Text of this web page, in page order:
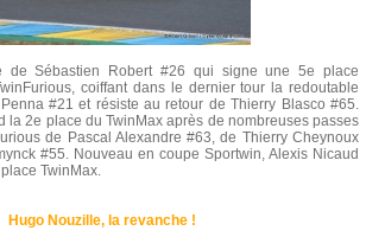
de Sébastien Robert #26 qui signe une 5e place
coiffant dans le dernier tour la redoutable
#21 et résiste au retour de Thierry Blasco #65.
la 2e place du TwinMax après de nombreuses passes
de Pascal Alexandre #63, de Thierry Cheynoux
#55. Nouveau en coupe Sportwin, Alexis Nicaud
TwinMax.
Hugo Nouzille, la revanche !